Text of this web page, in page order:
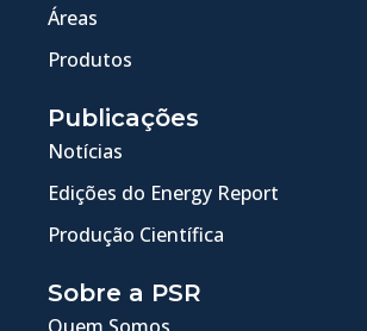
Áreas
Produtos
Publicações
Notícias
Edições do Energy Report
Produção Científica
Sobre a PSR